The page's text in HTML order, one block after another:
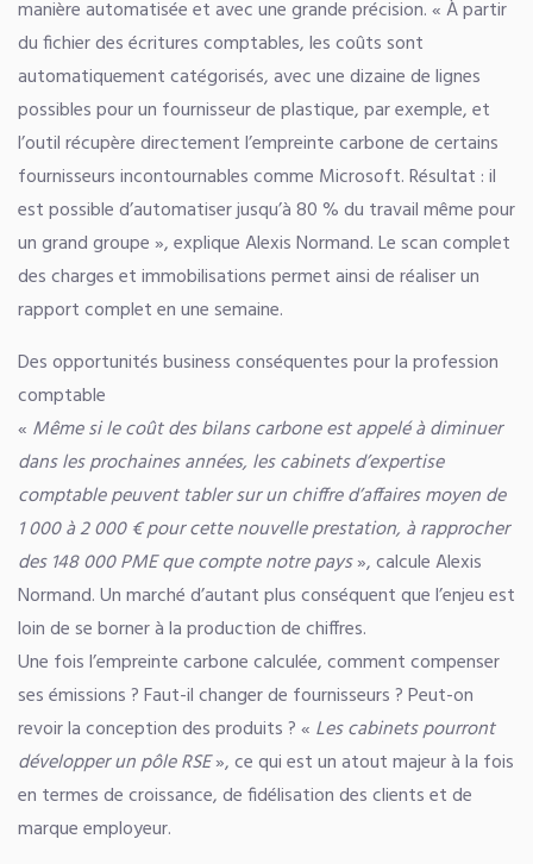
manière automatisée et avec une grande précision. « À partir
du fichier des écritures comptables, les coûts sont
automatiquement catégorisés, avec une dizaine de lignes
possibles pour un fournisseur de plastique, par exemple, et
l’outil récupère directement l’empreinte carbone de certains
fournisseurs incontournables comme Microsoft. Résultat : il
est possible d’automatiser jusqu’à 80 % du travail même pour
un grand groupe », explique Alexis Normand. Le scan complet
des charges et immobilisations permet ainsi de réaliser un
rapport complet en une semaine.
Des opportunités business conséquentes pour la profession
comptable
« Même si le coût des bilans carbone est appelé à diminuer
dans les prochaines années, les cabinets d’expertise
comptable peuvent tabler sur un chiffre d’affaires moyen de
1 000 à 2 000 € pour cette nouvelle prestation, à rapprocher
des 148 000 PME que compte notre pays», calcule Alexis
Normand. Un marché d’autant plus conséquent que l’enjeu est
loin de se borner à la production de chiffres.
Une fois l’empreinte carbone calculée, comment compenser
ses émissions ? Faut-il changer de fournisseurs ? Peut-on
revoir la conception des produits ? « Les cabinets pourront
développer un pôle RSE», ce qui est un atout majeur à la fois
en termes de croissance, de fidélisation des clients et de
marque employeur.